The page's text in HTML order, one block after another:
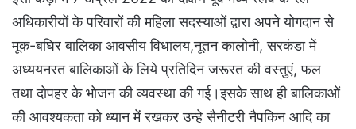
अधिकारीयों के परिवारों की महिला सदस्याओं द्वारा अपने योगदान से
मूक-बघिर बालिका आवसीय विधालय,नूतन कालोनी, सरकंडा में
अध्ययनरत बालिकाओं के लिये प्रतिदिन जरूरत की वस्तुएं, फल
तथा दोपहर के भोजन की व्यवस्था की गई।इसके साथ ही बालिकाओं
की आवश्यकता को ध्यान में रखकर उन्हे सैनीटरी नैपकिन आदि का